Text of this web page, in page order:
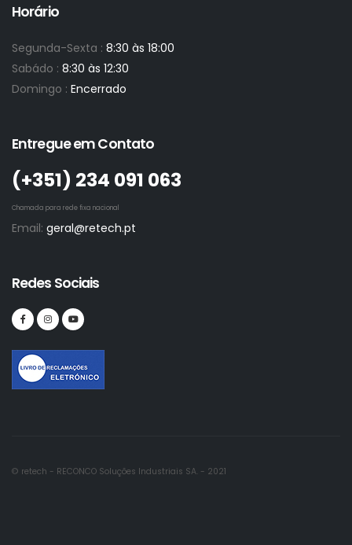
Horário
Segunda-Sexta : 8:30 às 18:00
Sabádo : 8:30 às 12:30
Domingo : Encerrado
Entregue em Contato
(+351)­ 234 091 063
Chamada para rede fixa nacional
Email: geral@retech.pt
Redes Sociais
© retech - RECONCO Soluções Industriais SA. - 2021